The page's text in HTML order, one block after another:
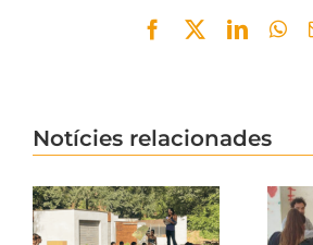
Facebook
Twitter
Notícies relacionades